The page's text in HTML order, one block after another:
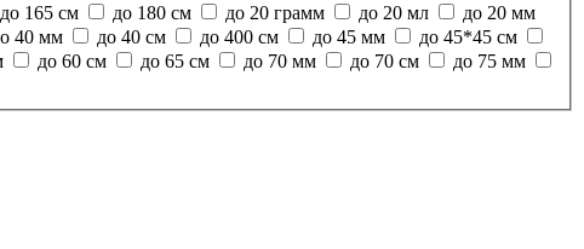
до 165 см до 180 см до 20 грамм до 20 мл
до 20 мм
40 мм до 40 см до 400 см до 45 мм
до 45*45 см
до 60 см до 65 см до 70 мм до 70 см
до 75 мм